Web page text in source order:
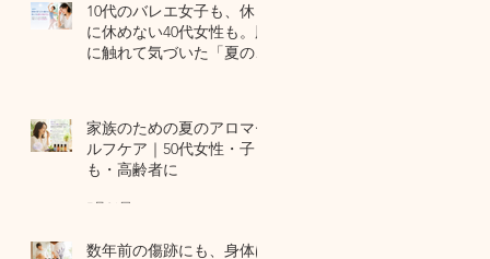
10代のバレエ女子も、休日
に休めない40代女性も。肌
に触れて気づいた「夏の全
家族のための夏のアロマセ
ルフケア｜50代女性・子ど
も・高齢者に
7月24日
数年前の傷跡にも、身体は